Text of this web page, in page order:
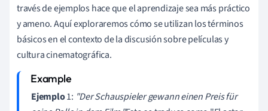
través de ejemplos hace que el aprendizaje sea más práctico
y ameno. Aquí exploraremos cómo se utilizan los términos
básicos en el contexto de la discusión sobre películas y
cultura cinematográfica.
Ejemplo1: "Der Schauspieler gewann einen Preis für